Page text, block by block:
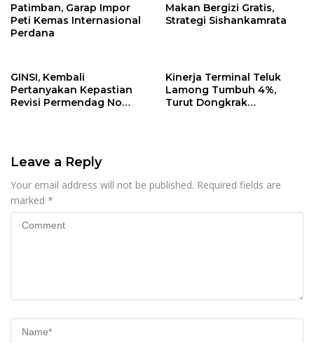
Patimban, Garap Impor
Peti Kemas Internasional
Perdana
Makan Bergizi Gratis,
Strategi Sishankamrata
GINSI, Kembali
Pertanyakan Kepastian
Revisi Permendag No
Kinerja Terminal Teluk
Lamong Tumbuh 4%,
Turut Dongkrak
Leave a Reply
Your email address will not be published. Required fields are
marked *